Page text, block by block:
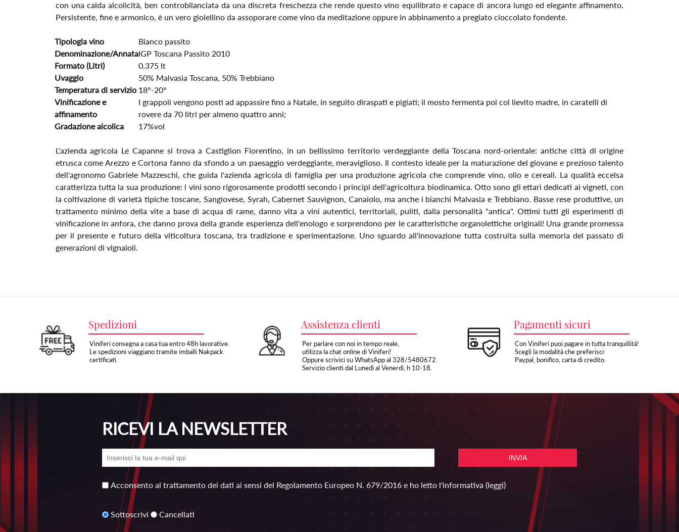
con una calda alcolicità, ben controbilanciata da una discreta freschezza che rende questo vino equilibrato e capace di ancora lungo ed elegante affinamento.
Persistente, fine e armonico, è un vero gioiellino da assoporare come vino da meditazione oppure in abbinamento a pregiato cioccolato fondente.
Tipologia vino
Bianco passito
Denominazione/AnnataIGP Toscana Passito 2010
Formato (Litri)
0.375 lt
Uvaggio
50% Malvasia Toscana, 50% Trebbiano
Temperatura di servizio 18°-20°
Vinificazione e
affinamento
I grappoli vengono posti ad appassire fino a Natale, in seguito diraspati e pigiati; il mosto fermenta poi col lievito madre, in caratelli di
rovere da 70 litri per almeno quattro anni;
Gradazione alcolica
17%vol
L'azienda agricola Le Capanne si trova a Castiglion Fiorentino, in un bellissimo territorio verdeggiante della Toscana nord-orientale: antiche città di origine
etrusca come Arezzo e Cortona fanno da sfondo a un paesaggio verdeggiante, meraviglioso. Il contesto ideale per la maturazione del giovane e prezioso talento
dell'agronomo Gabriele Mazzeschi, che guida l'azienda agricola di famiglia per una produzione agricola che comprende vino, olio e cereali. La qualità eccelsa
caratterizza tutta la sua produzione: i vini sono rigorosamente prodotti secondo i principi dell'agricoltura biodinamica. Otto sono gli ettari dedicati ai vigneti, con
la coltivazione di varietà tipiche toscane, Sangiovese, Syrah, Cabernet Sauvignon, Canaiolo, ma anche i bianchi Malvasia e Trebbiano. Basse rese produttive, un
trattamento minimo della vite a base di acqua di rame, danno vita a vini autentici, territoriali, puliti, dalla personalità "antica". Ottimi tutti gli esperimenti di
vinificazione in anfora, che danno prova della grande esperienza dell'enologo e sorprendono per le caratteristiche organolettiche originali! Una grande promessa
per il presente e futuro della viticoltura toscana, tra tradizione e sperimentazione. Uno sguardo all'innovazione tutta costruita sulla memoria del passato di
generazioni di vignaioli.
Spedizioni
Viniferi consegna a casa tua entro 48h lavorative.
Le spedizioni viaggiano tramite imballi Nakpack
certificati.
Assistenza clienti
Per parlare con noi in tempo reale,
utilizza la chat online di Viniferi!
Oppure scrivici su WhatsApp al 328/5480672.
Servizio clienti dal Lunedì al Venerdì, h 10-18.
Pagamenti sicuri
Con Viniferi puoi pagare in tutta tranquillità!
Scegli la modalità che preferisci:
Paypal, bonifico, carta di credito.
RICEVI LA NEWSLETTER
Acconsento al trattamento dei dati ai sensi del Regolamento Europeo N. 679/2016 e ho letto l'informativa (leggi)
Sottoscrivi Cancellati